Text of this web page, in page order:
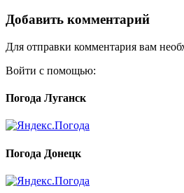
Добавить комментарий
Для отправки комментария вам
Войти с помощью:
Погода Луганск
Погода Донецк